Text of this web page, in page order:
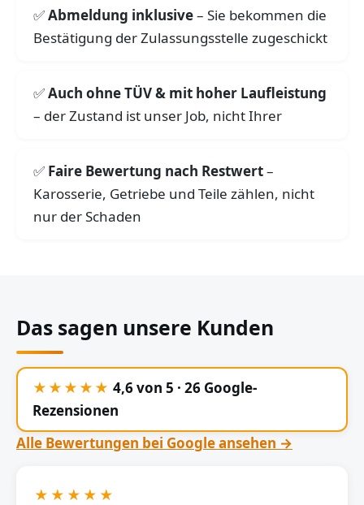
Abmeldung inklusive– Sie bekommen die
Bestätigung der Zulassungsstelle zugeschickt
Auch ohne TÜV & mit hoher Laufleistung
– der Zustand ist unser Job, nicht Ihrer
Faire Bewertung nach Restwert–
Karosserie, Getriebe und Teile zählen, nicht
nur der Schaden
Das sagen unsere Kunden
★★★★★ 4,6 von 5 · 26 Google-
Rezensionen
Alle Bewertungen bei Google ansehen →
★★★★★